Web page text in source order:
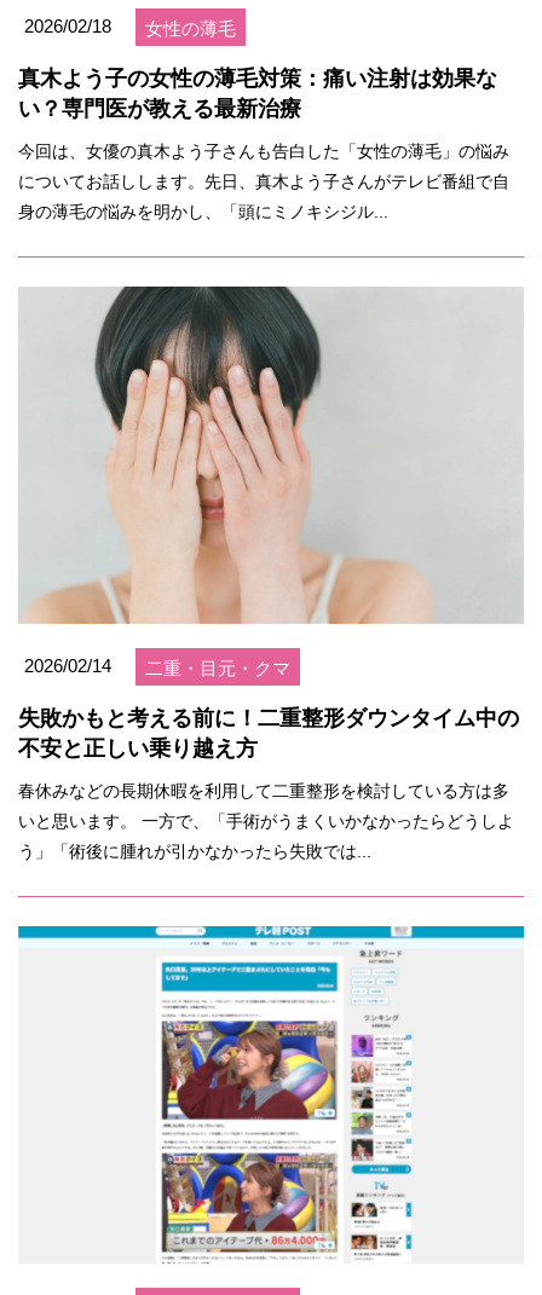
2026/02/18 女性の薄毛
真木よう子の女性の薄毛対策：痛い注射は効果な
い？専門医が教える最新治療
今回は、女優の真木よう子さんも告白した「女性の薄毛」の悩み
についてお話しします。先日、真木よう子さんがテレビ番組で自
身の薄毛の悩みを明かし、「頭にミノキシジル...
2026/02/14 二重・目元・クマ
失敗かもと考える前に！二重整形ダウンタイム中の
不安と正しい乗り越え方
春休みなどの長期休暇を利用して二重整形を検討している方は多
いと思います。 一方で、「手術がうまくいかなかったらどうしよ
う」「術後に腫れが引かなかったら失敗では...